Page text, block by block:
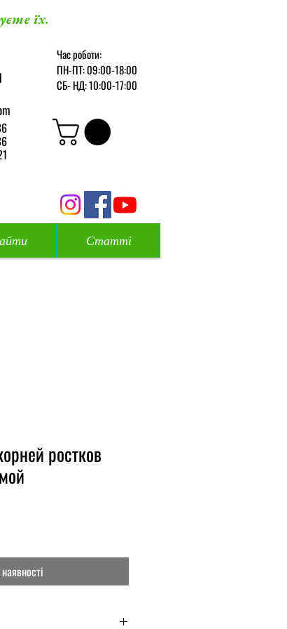
їх.
Час роботи:
ПН-ПТ: 09:00-18:00
СБ- НД: 10:00-17:00
Статті
ростков